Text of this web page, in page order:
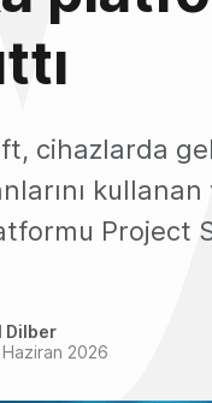
cihazlarda
Project
Dilber
2026